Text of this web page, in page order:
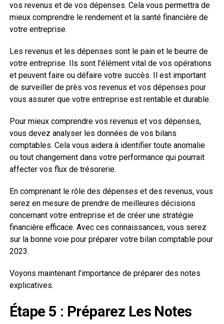
vos revenus et de vos dépenses. Cela vous permettra de
mieux comprendre le rendement et la santé financière de
votre entreprise.
Les revenus et les dépenses sont le pain et le beurre de
votre entreprise. Ils sont l’élément vital de vos opérations
et peuvent faire ou défaire votre succès. Il est important
de surveiller de près vos revenus et vos dépenses pour
vous assurer que votre entreprise est rentable et durable.
Pour mieux comprendre vos revenus et vos dépenses,
vous devez analyser les données de vos bilans
comptables. Cela vous aidera à identifier toute anomalie
ou tout changement dans votre performance qui pourrait
affecter vos flux de trésorerie.
En comprenant le rôle des dépenses et des revenus, vous
serez en mesure de prendre de meilleures décisions
concernant votre entreprise et de créer une stratégie
financière efficace. Avec ces connaissances, vous serez
sur la bonne voie pour préparer votre bilan comptable pour
2023.
Voyons maintenant l’importance de préparer des notes
explicatives.
Étape 5 : Préparez Les Notes